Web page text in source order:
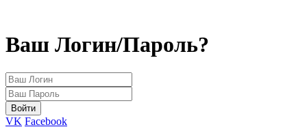
Ваш Логин/Пароль?
VK Facebook